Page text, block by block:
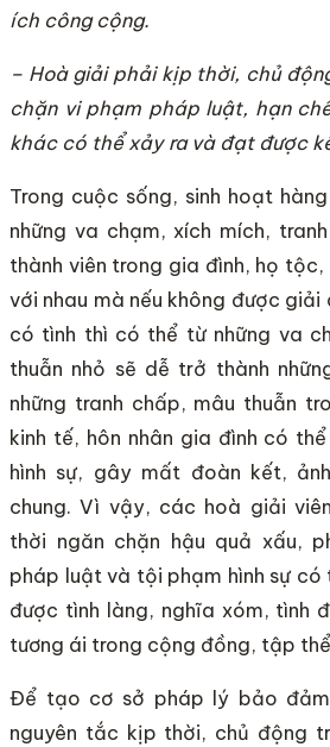
ích công cộng.
– Hoà giải phải kịp thời, chủ
chặn vi phạm pháp luật, hạn
khác có thể xảy ra và đạt được
Trong cuộc sống, sinh hoạt
những va chạm, xích mích,
thành viên trong gia đình, họ
với nhau mà nếu không được
có tình thì có thể từ những va
thuẫn nhỏ sẽ dễ trở thành
những tranh chấp, mâu thuẫn
kinh tế, hôn nhân gia đình có
hình sự, gây mất đoàn kết,
chung. Vì vậy, các hoà giải
thời ngăn chặn hậu quả xấu,
pháp luật và tội phạm hình sự có
được tình làng, nghĩa xóm, tình
tương ái trong cộng đồng, tập
Để tạo cơ sở pháp lý bảo
nguyên tắc kịp thời, chủ động